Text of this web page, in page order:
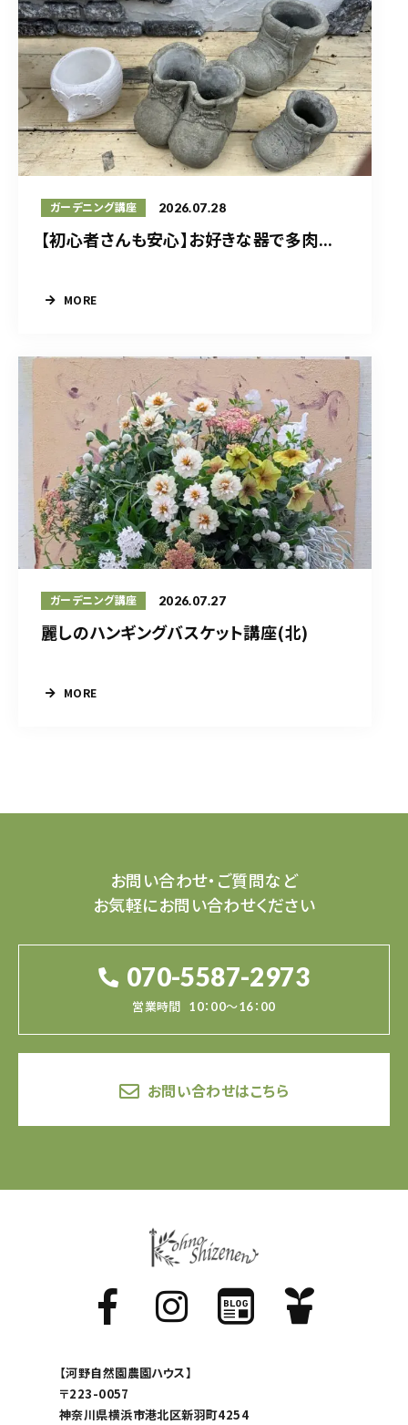
ガーデニング講座 2026.07.28
【初心者さんも安心】お好きな器で多肉...
MORE
ガーデニング講座 2026.07.27
麗しのハンギングバスケット講座(北)
MORE
お問い合わせ・ご質問など
お気軽にお問い合わせください
070-5587-2973
営業時間 10：00～16：00
お問い合わせはこちら
【河野自然園農園ハウス】
〒223-0057
神奈川県横浜市港北区新羽町4254